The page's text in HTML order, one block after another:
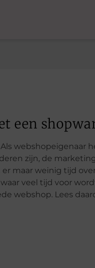
een
webshopeigenaar
zijn, de
maar weinig tijd
veel tijd voor
webshop. Lees